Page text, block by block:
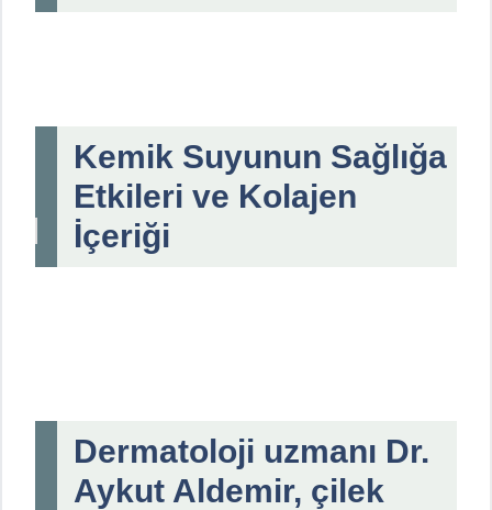
Kemik Suyunun Sağlığa
Etkileri ve Kolajen
İçeriği
Dermatoloji uzmanı Dr.
Aykut Aldemir, çilek